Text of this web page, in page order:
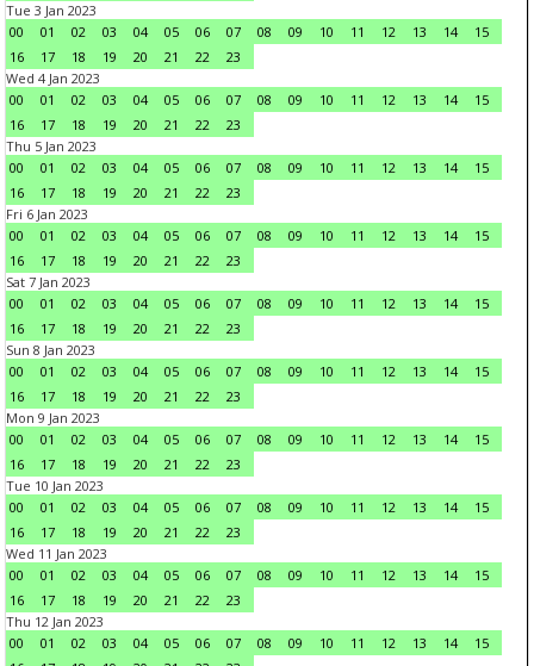
Tue 3 Jan 2023
00
01 02 03 04 05 06 07 08 09 10 11 12 13 14
15
16
17 18 19 20 21 22
23
Wed 4 Jan 2023
00
01 02 03 04 05 06 07 08 09 10 11 12 13 14
15
16
17 18 19 20 21 22
23
Thu 5 Jan 2023
00
01 02 03 04 05 06 07 08 09 10 11 12 13 14
15
16
17 18 19 20 21 22
23
Fri 6 Jan 2023
00
01 02 03 04 05 06 07 08 09 10 11 12 13 14
15
16
17 18 19 20 21 22
23
Sat 7 Jan 2023
00
01 02 03 04 05 06 07 08 09 10 11 12 13 14
15
16
17 18 19 20 21 22
23
Sun 8 Jan 2023
00
01 02 03 04 05 06 07 08 09 10 11 12 13 14
15
16
17 18 19 20 21 22
23
Mon 9 Jan 2023
00
01 02 03 04 05 06 07 08 09 10 11 12 13 14
15
16
17 18 19 20 21 22
23
Tue 10 Jan 2023
00
01 02 03 04 05 06 07 08 09 10 11 12 13 14
15
16
17 18 19 20 21 22
23
Wed 11 Jan 2023
00
01 02 03 04 05 06 07 08 09 10 11 12 13 14
15
16
17 18 19 20 21 22
23
Thu 12 Jan 2023
00
01 02 03 04 05 06 07 08 09 10 11 12 13 14
15